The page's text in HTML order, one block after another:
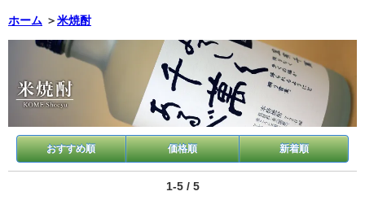
ホーム ＞米焼酎
おすすめ順 価格順 新着順
1-5 / 5